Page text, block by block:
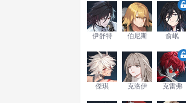
伊舒特 伯尼斯 俞岷
傑琪 克洛伊 克雷弗